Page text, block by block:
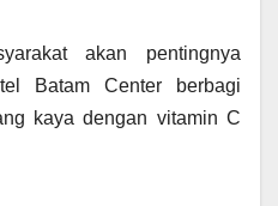
akan pentingnya
Batam Center berbagi
kaya dengan vitamin C